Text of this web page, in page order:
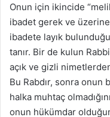
Onun için ikincide
ibadet gerek ve
ibadete layık
tanır. Bir de kulun
açık ve gizli
Bu Rabdır, sonra onun
halka muhtaç
onun hükümdar